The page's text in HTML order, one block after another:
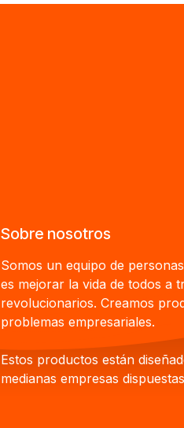
Sobre nosotros
Somos un equipo de
es mejorar la vida de todos a
revolucionarios. Creamos
problemas empresariales.
Estos productos están
medianas empresas